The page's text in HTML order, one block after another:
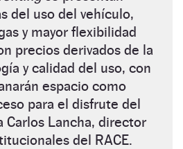
del uso del vehículo,
y mayor flexibilidad
precios derivados de la
y calidad del uso, con
espacio como
para el disfrute del
Carlos Lancha, director
del RACE.